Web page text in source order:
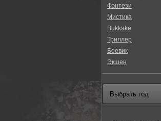
Фэнтези
Мистика
Bukkake
Триллер
Боевик
Экшен